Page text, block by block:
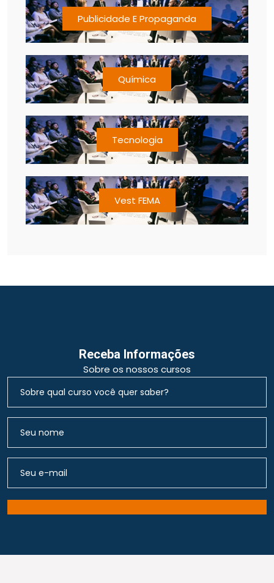
Publicidade E Propaganda
Química
Tecnologia
Vest FEMA
Receba Informações
Sobre os nossos cursos